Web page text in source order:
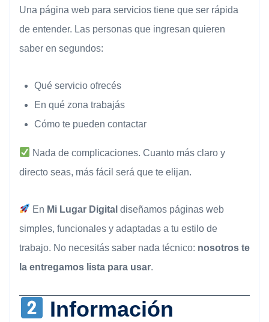
Una página web para servicios tiene que ser rápida
de entender. Las personas que ingresan quieren
saber en segundos:
Qué servicio ofrecés
En qué zona trabajás
Cómo te pueden contactar
Nada de complicaciones. Cuanto más claro y
directo seas, más fácil será que te elijan.
En Mi Lugar Digital diseñamos páginas web
simples, funcionales y adaptadas a tu estilo de
trabajo. No necesitás saber nada técnico: nosotros te
la entregamos lista para usar.
Información